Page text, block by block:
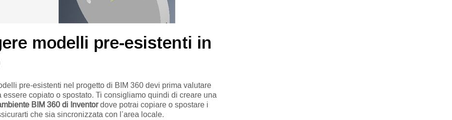
modelli pre-esistenti in
pre-esistenti nel progetto di BIM 360 devi prima valutare
copiato o spostato. Ti consigliamo quindi di creare una
BIM 360 di Inventordove potrai copiare o spostare i
che sia sincronizzata con l’area locale.